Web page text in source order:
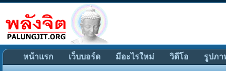
หน้าแรก เว็บบอร์ด มีอะไรใหม่ วิดีโอ รูปภา